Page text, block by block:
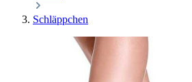
Schläppchen